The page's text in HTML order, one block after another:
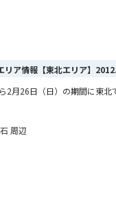
ア情報【東北エリア】
2月26日（日）の期間に東北
周辺